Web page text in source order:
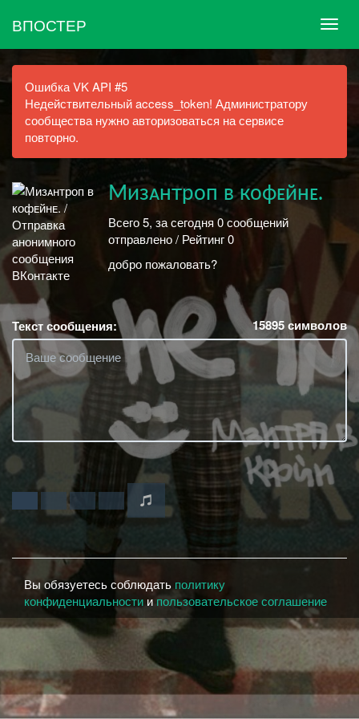
ВПОСТЕР
Ошибка VK API #5
Недействительный access_token! Администратору
сообщества нужно авторизоваться на сервисе
повторно.
Мизᴀнтроп в кофᴇйнᴇ.
Всего 5, за сегодня 0 сообщений
отправлено / Рейтинг 0
добро пожаловать?
Текст сообщения: 15895символов
Вы обязуетесь соблюдать политику
конфиденциальности и пользовательское соглашение